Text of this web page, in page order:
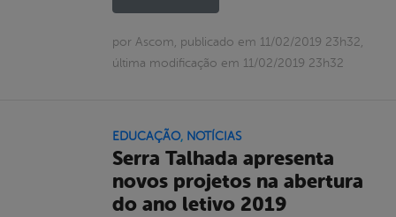
por Ascom, publicado em 11/02/2019 23h32,
última modificação em 11/02/2019 23h32
EDUCAÇÃO, NOTÍCIAS
Serra Talhada apresenta
novos projetos na abertura
do ano letivo 2019